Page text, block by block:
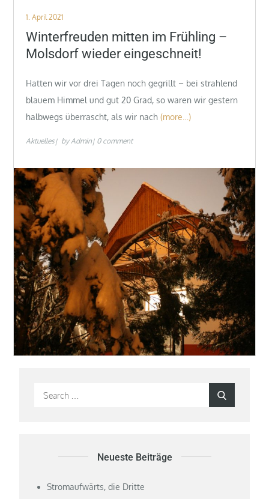
Posted
on
1. April 2021
Winterfreuden mitten im Frühling –
Molsdorf wieder eingeschneit!
Hatten wir vor drei Tagen noch gegrillt – bei strahlend
blauem Himmel und gut 20 Grad, so waren wir gestern
halbwegs überrascht, als wir nach (more…)
Aktuelles by Admin 0 comment
Search
Neueste Beiträge
Stromaufwärts, die Dritte